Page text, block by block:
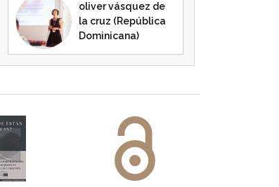
oliver vásquez de
la cruz (República
Dominicana)